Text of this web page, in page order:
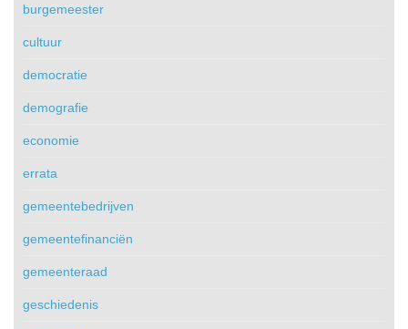
burgemeester
cultuur
democratie
demografie
economie
errata
gemeentebedrijven
gemeentefinanciën
gemeenteraad
geschiedenis